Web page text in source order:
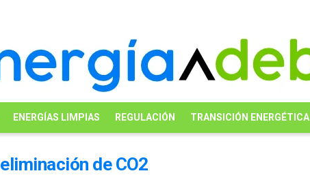
ENERGÍAS LIMPIAS REGULACIÓN TRANSICIÓN ENERGÉTICA
eliminación de CO2